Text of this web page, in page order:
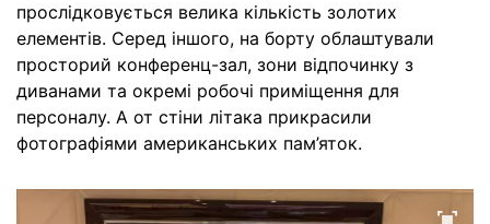
прослідковується велика кількість золотих
елементів. Серед іншого, на борту облаштували
просторий конференц-зал, зони відпочинку з
диванами та окремі робочі приміщення для
персоналу. А от стіни літака прикрасили
фотографіями американських пам’яток.